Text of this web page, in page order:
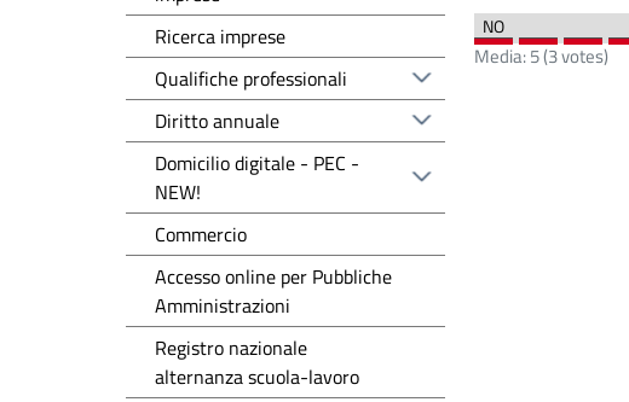
Media:5(3votes)
Ricerca imprese
Qualifiche professionali
Diritto annuale
Domicilio digitale - PEC -
NEW!
Commercio
Accesso online per Pubbliche
Amministrazioni
Registro nazionale
alternanza scuola-lavoro